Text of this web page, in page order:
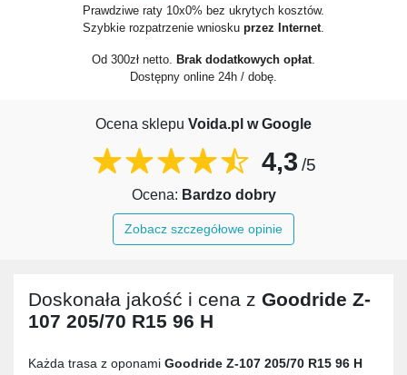
Prawdziwe raty 10x0% bez ukrytych kosztów.
Szybkie rozpatrzenie wniosku przez Internet
Od 300zł netto. Brak dodatkowych opłat
Dostępny online 24h / dobę.
Ocena sklepu Voida.pl w Google
4,3 /5
Ocena: Bardzo dobry
Zobacz szczegółowe opinie
Doskonała jakość i cena z Goodride Z-
107 205/70 R15 96 H
Każda trasa z oponami Goodride Z-107 205/70 R15 96 H